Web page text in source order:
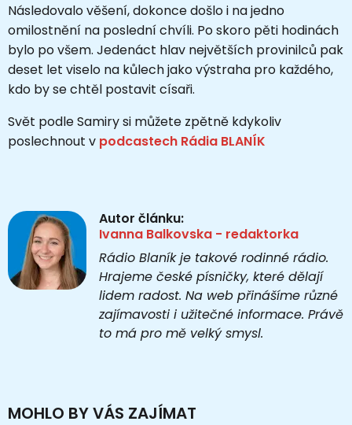
Následovalo věšení, dokonce došlo i na jedno
omilostnění na poslední chvíli. Po skoro pěti hodinách
bylo po všem. Jedenáct hlav největších provinilců pak
deset let viselo na kůlech jako výstraha pro každého,
kdo by se chtěl postavit císaři.
Svět podle Samiry si můžete zpětně kdykoliv
poslechnout v podcastech Rádia BLANÍK
Autor článku:
Ivanna Balkovska - redaktorka
Rádio Blaník je takové rodinné rádio.
Hrajeme české písničky, které dělají
lidem radost. Na web přinášíme různé
zajímavosti i užitečné informace. Právě
to má pro mě velký smysl.
MOHLO BY VÁS ZAJÍMAT